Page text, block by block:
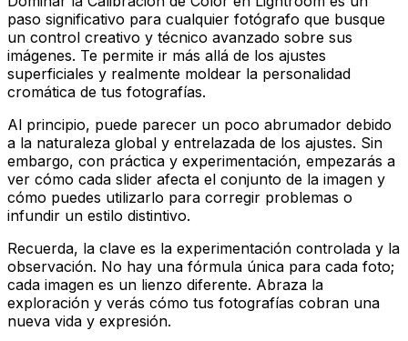
paso significativo para cualquier fotógrafo que busque
un control creativo y técnico avanzado sobre sus
imágenes. Te permite ir más allá de los ajustes
superficiales y realmente moldear la personalidad
cromática de tus fotografías.
Al principio, puede parecer un poco abrumador debido
a la naturaleza global y entrelazada de los ajustes. Sin
embargo, con práctica y experimentación, empezarás a
ver cómo cada slider afecta el conjunto de la imagen y
cómo puedes utilizarlo para corregir problemas o
infundir un estilo distintivo.
Recuerda, la clave es la experimentación controlada y la
observación. No hay una fórmula única para cada foto;
cada imagen es un lienzo diferente. Abraza la
exploración y verás cómo tus fotografías cobran una
nueva vida y expresión.